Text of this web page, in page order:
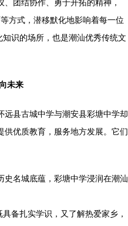
团结协作、勇于开拓的精神，
方式，潜移默化地影响着每一位
识的场所，也是潮汕优秀传统文
未来
远县古城中学与潮安县彩塘中学却
供优质教育，服务地方发展。它们
史名城底蕴，彩塘中学浸润在潮汕
备扎实学识，又了解热爱家乡，